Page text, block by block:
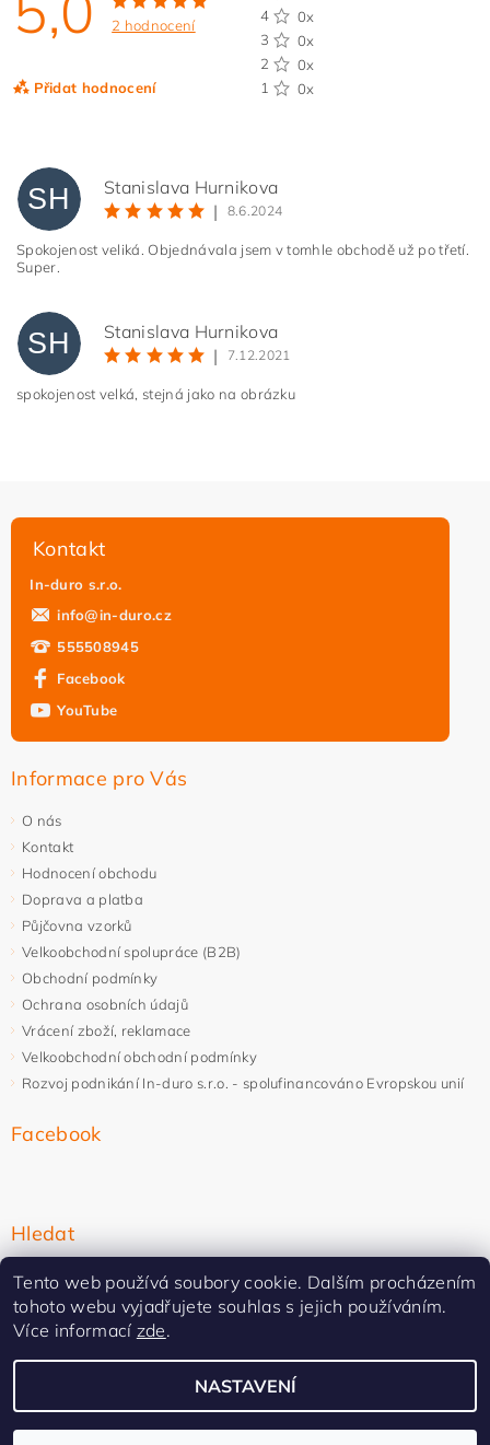
2 hodnocení
Přidat hodnocení
4
0x
3
0x
2
0x
1
0x
SH
Stanislava Hurnikova
|
8.6.2024
Spokojenost veliká. Objednávala jsem v tomhle obchodě už po třetí.
Super.
SH
Stanislava Hurnikova
|
7.12.2021
spokojenost velká, stejná jako na obrázku
Kontakt
In-duro s.r.o.
info@in-duro.cz
555508945
Facebook
YouTube
Informace pro Vás
O nás
Kontakt
Hodnocení obchodu
Doprava a platba
Půjčovna vzorků
Velkoobchodní spolupráce (B2B)
Obchodní podmínky
Ochrana osobních údajů
Vrácení zboží, reklamace
Velkoobchodní obchodní podmínky
Rozvoj podnikání In-duro s.r.o. - spolufinancováno Evropskou unií
Facebook
Hledat
2026 ©In-duro, všechna práva vyhrazenaUpravit nastavení cookies
Tento web používá soubory cookie. Dalším procházením
tohoto webu vyjadřujete souhlas s jejich používáním.
Více informací zde.
NASTAVENÍ